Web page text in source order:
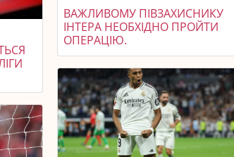
ВАЖЛИВОМУ ПІВЗАХИСНИКУ
ІНТЕРА НЕОБХІДНО ПРОЙТИ
ОПЕРАЦІЮ.